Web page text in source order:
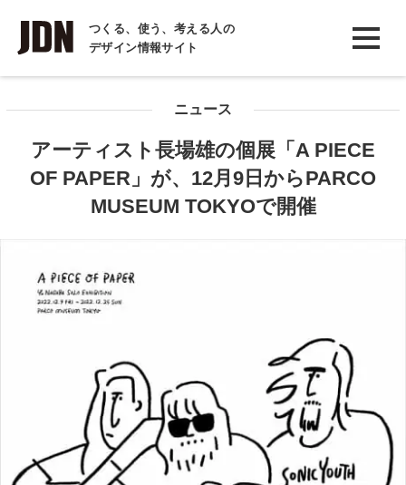
つくる、使う、考える人の
デザイン情報サイト
INTERVIEW
インタビュー
COLUMN
コラム
ニュース
アーティスト長場雄の個展「A PIECE
OF PAPER」が、12月9日からPARCO
MUSEUM TOKYOで開催